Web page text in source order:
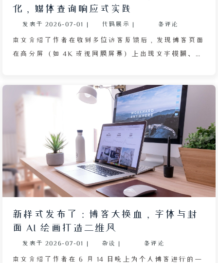
化，媒体查询响应式实践
发表于 2026-07-01 | 代码展示 | 条评论
本文介绍了作者在收到多位访客反馈后，发现博客页面
在高分屏（如 4K 或视网膜屏幕）上出现文字模糊、字
浏览器的缩放比例与页面适配机制冲突。作者最初采用
CSS 的 clamp() 函数实现流体排版，但实测发现该函数
在缩放后的 4K 屏幕上计算出的字号异常偏大，难以精
准适配不同设备的缩放习惯与像素密度。为此，作者转
而使用 @media 媒体查询为不同视口宽度指定基准字
号：屏幕宽度超过 2560 像素时根字体设为 1.4rem，低
于 1024 像素时设为 0.9rem，以平衡各类阅读场景。此
外，博客内置了“阅读模式”按钮，可切换为系统字
解该功能，甚至不知如何启用。作者曾考虑撰写图文指
南并置顶首页，又担心过于正式显得像使用命令，最终
搁置了计划。文章反映了在美观与用户体验之间权衡的
困境，以及为不同设备适配字体所付出的努力。
新样式发布了：博客大换血，字体与封
面 AI 绘画打造二维风
发表于 2026-07-01 | 杂谈 | 条评论
本文介绍了作者在 6 月 14 日晚上为个人博客进行的一